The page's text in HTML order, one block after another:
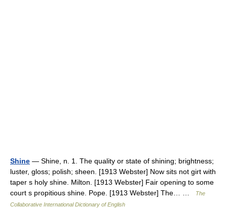
Shine — Shine, n. 1. The quality or state of shining; brightness;
luster, gloss; polish; sheen. [1913 Webster] Now sits not girt with
taper s holy shine. Milton. [1913 Webster] Fair opening to some
court s propitious shine. Pope. [1913 Webster] The… …
The
Collaborative International Dictionary of English